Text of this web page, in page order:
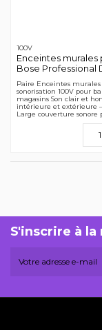
100V
Enceintes murales
Bose Professional
Paire Enceintes murales
sonorisation 100V pour
magasins Son clair et
intérieure et extérieure
Large couverture sonore
S'inscrire à